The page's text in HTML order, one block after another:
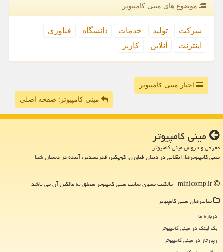
موضوع های مینی كامپیوتر
شركت تولید خدمات دانشگاه
فناوری
اینترنت
آنلاین كاربر
اخبار مینی کامپیوتر
مینی کامپیوتر: صفحه اصلی
مینی كامپیوتر
معرفی و فروش مینی کامپیوتر
مینی کامپیوترها، انقلابی در دنیای فناوری؛ کوچکتر، قدرتمندتر، آینده در دستان شما
میانبرهای مینی كامپیوتر
درباره ما
بک لینک در مینی كامپیوتر
رپورتاژ در مینی كامپیوتر